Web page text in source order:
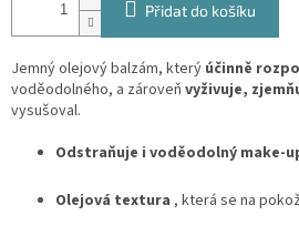
Přidat do košíku
Jemný olejový balzám, který účinně
voděodolného, ​​a zároveň vyživuje,
vysušoval.
Odstraňuje i voděodolný make-
Olejová textura , která se na